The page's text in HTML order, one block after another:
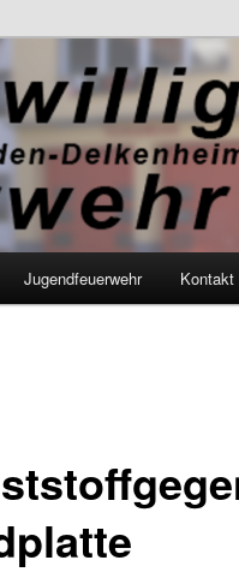
Jugendfeuerwehr Kontakt